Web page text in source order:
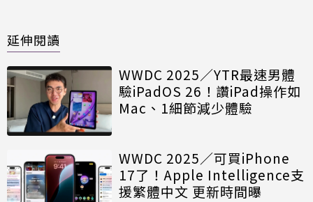
延伸閱讀
WWDC 2025／YTR最速男體
驗iPadOS 26！讚iPad操作如
Mac、1細節減少體驗
WWDC 2025／可買iPhone
17了！Apple Intelligence支
援繁體中文 更新時間曝